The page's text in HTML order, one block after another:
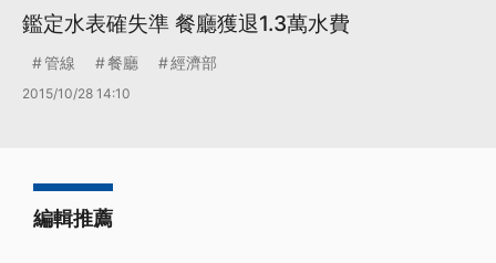
鑑定水表確失準 餐廳獲退1.3萬水費
管線 餐廳 經濟部
2015/10/28 14:10
編輯推薦